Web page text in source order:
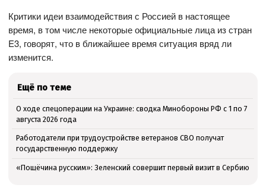
Критики идеи взаимодействия с Россией в настоящее
время, в том числе некоторые официальные лица из стран
E3, говорят, что в ближайшее время ситуация вряд ли
изменится.
Ещё по теме
О ходе спецоперации на Украине: сводка Минобороны РФ с 1 по 7
августа 2026 года
Работодатели при трудоустройстве ветеранов СВО получат
государственную поддержку
«Пощёчина русским»: Зеленский совершит первый визит в Сербию